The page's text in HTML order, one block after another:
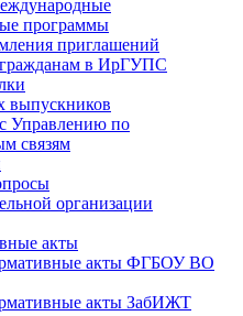
программы
приглашений
в ИрГУПС
выпускников
Управлению по
связям
организации
акты
акты ФГБОУ ВО
акты ЗабИЖТ